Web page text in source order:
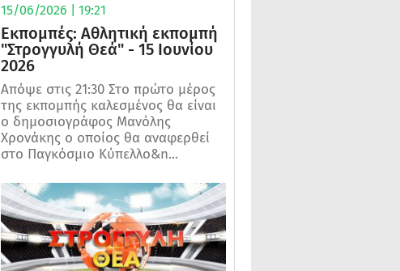
15/06/2026 | 19:21
Εκπομπές: Αθλητική εκπομπή
"Στρογγυλή Θεά" - 15 Ιουνίου
2026
Απόψε στις 21:30 Στο πρώτο μέρος
της εκπομπής καλεσμένος θα είναι
ο δημοσιογράφος Μανόλης
Χρονάκης ο οποίος θα αναφερθεί
στο Παγκόσμιο Κύπελλο&n...